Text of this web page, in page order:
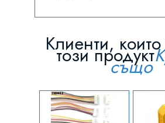
Клиенти, които
този продукт
също